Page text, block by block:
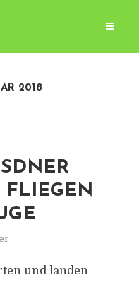
2018
und landen